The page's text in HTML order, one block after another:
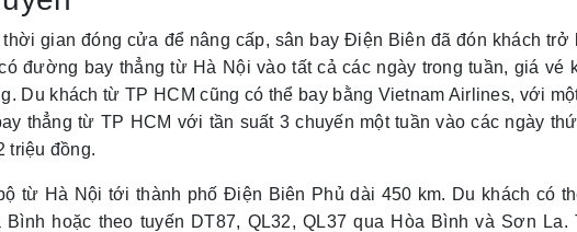
thời gian đóng cửa để nâng cấp, sân bay Điện Biên đã đón khách trở
đường bay thẳng từ Hà Nội vào tất cả các ngày trong tuần, giá vé
Du khách từ TP HCM cũng có thể bay bằng Vietnam Airlines, với
thẳng từ TP HCM với tần suất 3 chuyến một tuần vào các ngày
triệu đồng.
từ Hà Nội tới thành phố Điện Biên Phủ dài 450 km. Du khách có
Bình hoặc theo tuyến DT87, QL32, QL37 qua Hòa Bình và Sơn